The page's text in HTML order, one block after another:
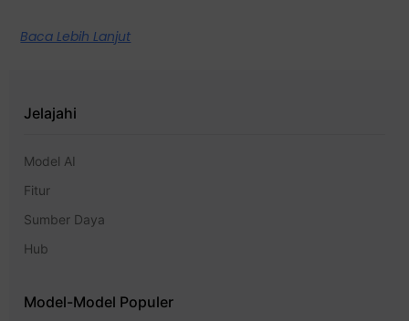
Baca Lebih Lanjut
Jelajahi
Model AI
Fitur
Sumber Daya
Hub
Model-Model Populer